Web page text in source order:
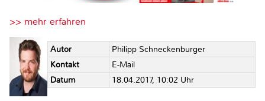
>> mehr erfahren
Autor
Philipp Schneckenburger
Kontakt
E-Mail
Datum
18.04.2017, 10:02 Uhr